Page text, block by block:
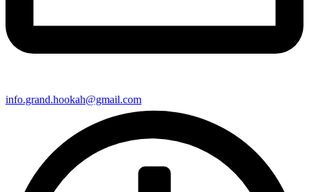
info.grand.hookah@gmail.com